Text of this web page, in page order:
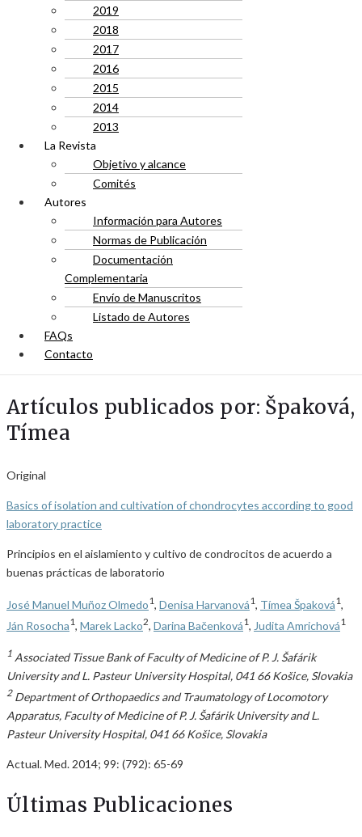
2019
2018
2017
2016
2015
2014
2013
La Revista
Objetivo y alcance
Comités
Autores
Información para Autores
Normas de Publicación
Documentación
Complementaria
Envío de Manuscritos
Listado de Autores
FAQs
Contacto
Artículos publicados por: Špaková,
Tímea
Original
Basics of isolation and cultivation of chondrocytes according to good
laboratory practice
Principios en el aislamiento y cultivo de condrocitos de acuerdo a
buenas prácticas de laboratorio
José Manuel Muñoz Olmedo1, Denisa Harvanová1, Tímea Špaková1,
Ján Rosocha1 Marek Lacko2 Darina Bačenková1 Judita Amrichová1
1 Associated Tissue Bank of Faculty of Medicine of P. J. Šafárik
University and L. Pasteur University Hospital, 041 66 Košice, Slovakia
2Department of Orthopaedics and Traumatology of Locomotory
Apparatus, Faculty of Medicine of P. J. Šafárik University and L.
Pasteur University Hospital, 041 66 Košice, Slovakia
Actual. Med. 2014; 99: (792): 65-69
Últimas Publicaciones